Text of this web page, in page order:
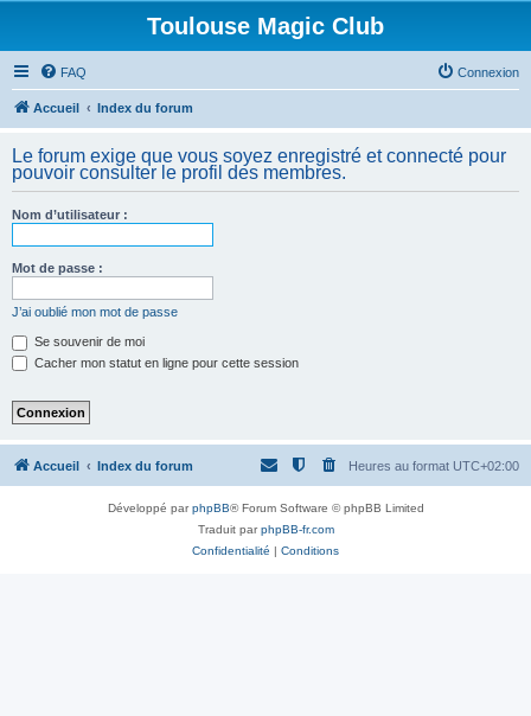
Toulouse Magic Club
FAQ Connexion
Accueil Index du forum
Le forum exige que vous soyez enregistré et connecté pour
pouvoir consulter le profil des membres.
Nom d’utilisateur :
Mot de passe :
J’ai oublié mon mot de passe
Se souvenir de moi
Cacher mon statut en ligne pour cette session
Accueil Index du forum Heures au format UTC+02:00
Développé parphpBB® Forum Software © phpBB Limited
Traduit parphpBB-fr.com
Confidentialité | Conditions